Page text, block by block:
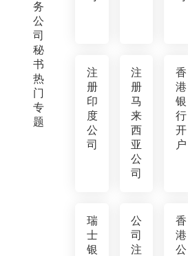
务
公
司
秘
书
热
门
专
题
注
册
印
度
公
司
注
册
马
来
西
亚
公
司
香
港
银
行
开
户
瑞
士
银
公
司
注
香
港
公